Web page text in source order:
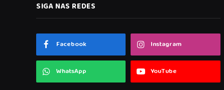
SIGA NAS REDES
Facebook Instagram
WhatsApp YouTube